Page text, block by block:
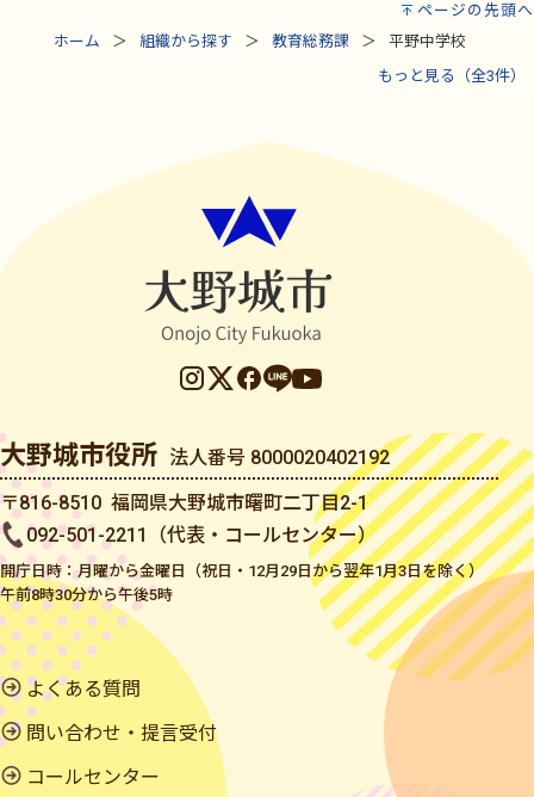
ページの先頭へ
ホーム
組織から探す 教育総務課
平野中学校
もっと見る（全3件）
大野城市役所 法人番号 8000020402192
〒816-8510 福岡県大野城市曙町二丁目2-1
092-501-2211（代表・コールセンター）
開庁日時：月曜から金曜日（祝日・12月29日から翌年1月3日を除く）
午前8時30分から午後5時
よくある質問
問い合わせ・提言受付
コールセンター